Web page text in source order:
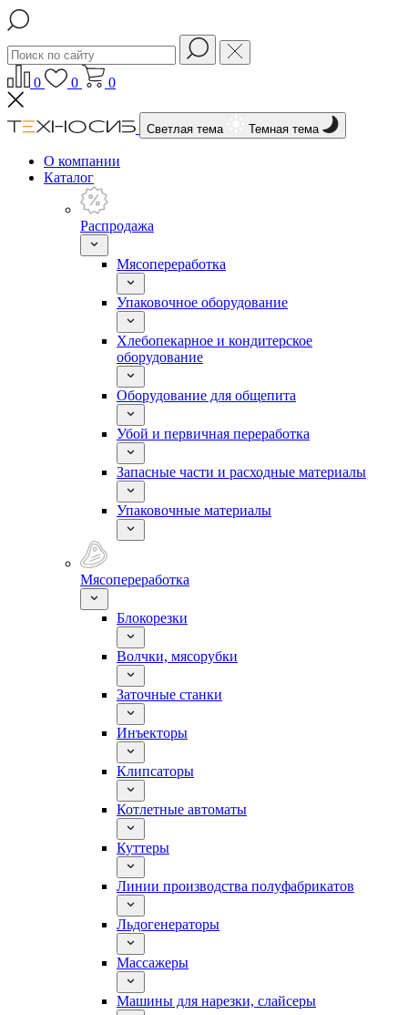
0 0 0
Светлая тема Темная тема
О компании
Каталог
Распродажа
Мясопереработка
Упаковочное оборудование
Хлебопекарное и кондитерское
оборудование
Оборудование для общепита
Убой и первичная переработка
Запасные части и расходные материалы
Упаковочные материалы
Мясопереработка
Блокорезки
Волчки, мясорубки
Заточные станки
Инъекторы
Клипсаторы
Котлетные автоматы
Куттеры
Линии производства полуфабрикатов
Льдогенераторы
Массажеры
Машины для нарезки, слайсеры